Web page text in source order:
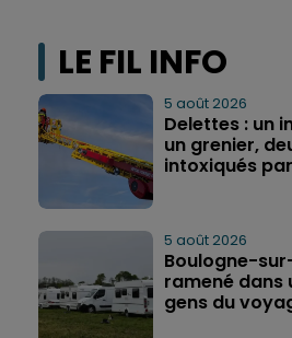
LE FIL INFO
5 août 2026
Delettes : un
un grenier,
intoxiqués
5 août 2026
Boulogne-
ramené dans
gens du